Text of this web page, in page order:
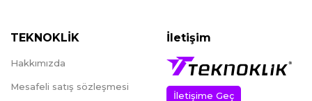
TEKNOKLİK
Hakkımızda
Mesafeli satış sözleşmesi
İletişim
İletişime Geç